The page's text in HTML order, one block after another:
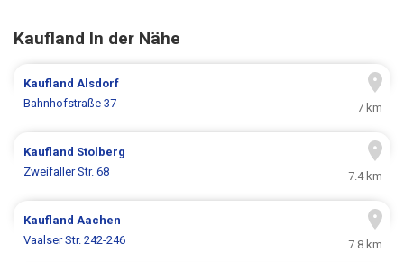
Kaufland In der Nähe
KauflandAlsdorf
Bahnhofstraße 37
7 km
Kaufland Stolberg
Zweifaller Str. 68
7.4 km
KauflandAachen
Vaalser Str. 242-246
7.8 km